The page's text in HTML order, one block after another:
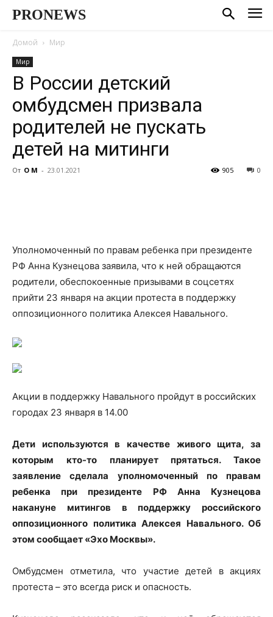
PRONEWS
Домой Мир
Мир
В России детский
омбудсмен призвала
родителей не пускать
детей на митинги
От О М - 23.01.2021 0
905
Уполномоченный по правам ребенка при президенте
РФ Анна Кузнецова заявила, что к ней обращаются
родители, обеспокоенные призывами в соцсетях
прийти 23 января на акции протеста в поддержку
оппозиционного политика Алексея Навального.
Акции в поддержку Навального пройдут в российских
городах 23 января в 14.00
Дети используются в качестве живого щита, за
которым кто-то планирует прятаться. Такое
заявление сделала уполномоченный по правам
ребенка при президенте РФ Анна Кузнецова
накануне митингов в поддержку российского
оппозиционного политика Алексея Навального. Об
этом сообщает «Эхо Москвы».
Омбудсмен отметила, что участие детей в акциях
протеста – это всегда риск и опасность.